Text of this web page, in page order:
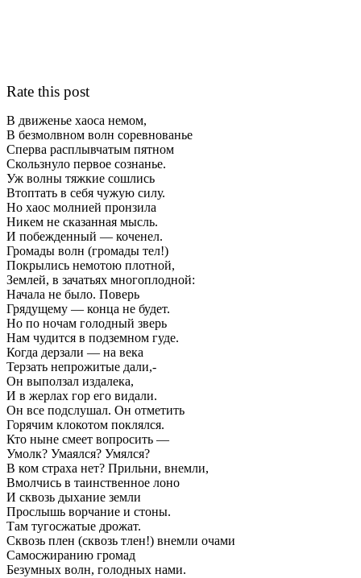
Rate this post
В движенье хаоса немом,
В безмолвном волн соревнованье
Сперва расплывчатым пятном
Скользнуло первое сознанье.
Уж волны тяжкие сошлись
Втоптать в себя чужую силу.
Но хаос молнией пронзила
Никем не сказанная мысль.
И побежденный — коченел.
Громады волн (громады тел!)
Покрылись немотою плотной,
Землей, в зачатьях многоплодной:
Начала не было. Поверь
Грядущему — конца не будет.
Но по ночам голодный зверь
Нам чудится в подземном гуде.
Когда дерзали — на века
Терзать непрожитые дали,-
Он выползал издалека,
И в жерлах гор его видали.
Он все подслушал. Он отметить
Горячим клокотом поклялся.
Кто ныне смеет вопросить —
Умолк? Умаялся? Умялся?
В ком страха нет? Прильни, внемли,
Вмолчись в таинственное лоно
И сквозь дыхание земли
Прослышь ворчание и стоны.
Там тугосжатые дрожат.
Сквозь плен (сквозь тлен!) внемли очами
Самосжиранию громад
Безумных волн, голодных нами.